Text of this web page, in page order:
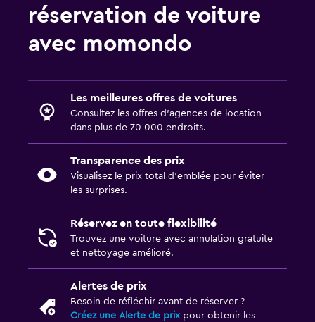
réservation de voiture
avec momondo
Les meilleures offres de voitures
Consultez les offres d’agences de location
dans plus de 70 000 endroits.
Transparence des prix
Visualisez le prix total d’emblée pour éviter
les surprises.
Réservez en toute flexibilité
Trouvez une voiture avec annulation gratuite
et nettoyage amélioré.
Alertes de prix
Besoin de réfléchir avant de réserver ?
Créez une Alerte de prixpour obtenir les